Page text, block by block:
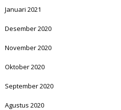
Januari 2021
Desember 2020
November 2020
Oktober 2020
September 2020
Agustus 2020